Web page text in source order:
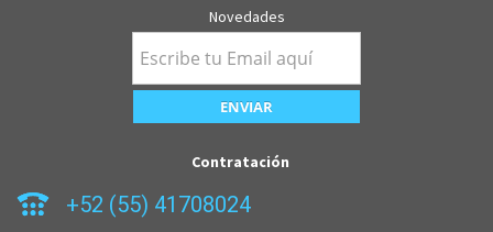
Novedades
Contratación
+52 (55) 41708024